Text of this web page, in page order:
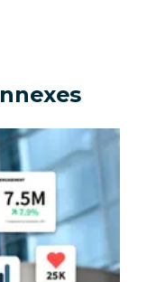
des millions